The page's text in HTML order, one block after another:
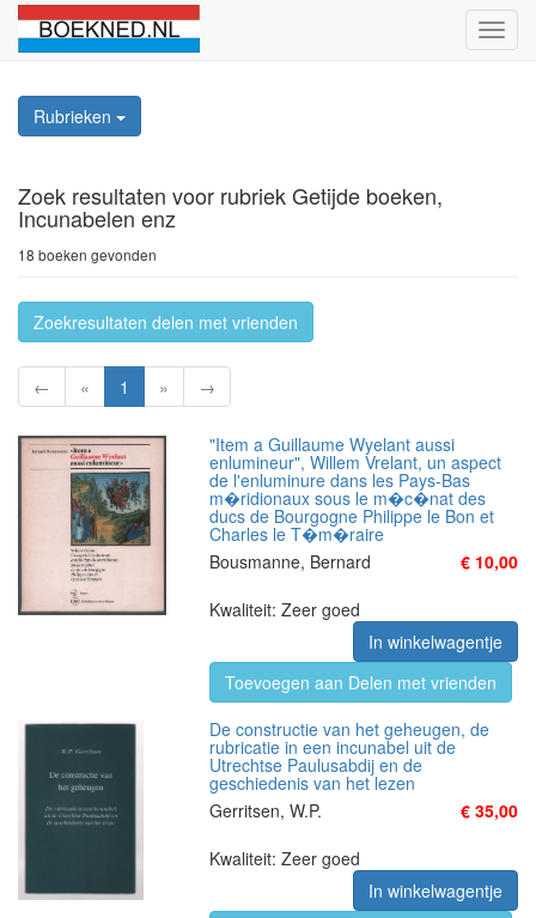
Rubrieken
Zoek resultaten voor rubriek Getijde boeken,
Incunabelen enz
18 boeken gevonden
Zoekresultaten delen met vrienden
← « 1 » →
"Item a Guillaume Wyelant aussi
enlumineur", Willem Vrelant, un aspect
de l'enluminure dans les Pays-Bas
m�ridionaux sous le m�c�nat des
ducs de Bourgogne Philippe le Bon et
Charles le T�m�raire
Bousmanne, Bernard
€ 10,00
Kwaliteit: Zeer goed
In winkelwagentje
Toevoegen aan Delen met vrienden
De constructie van het geheugen, de
rubricatie in een incunabel uit de
Utrechtse Paulusabdij en de
geschiedenis van het lezen
Gerritsen, W.P.
€ 35,00
Kwaliteit: Zeer goed
In winkelwagentje